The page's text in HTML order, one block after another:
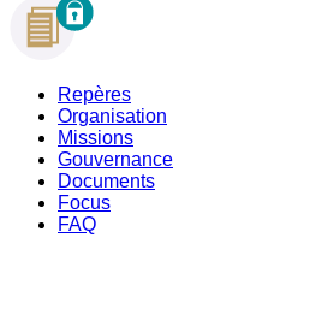
Repères
Organisation
Missions
Gouvernance
Documents
Focus
FAQ